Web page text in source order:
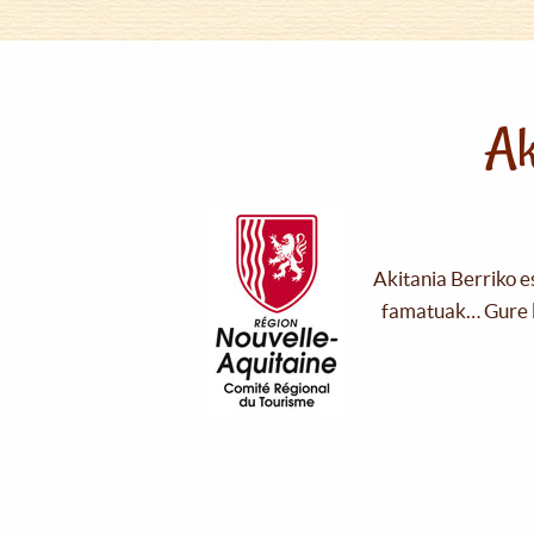
Akitania Berriko
famatuak… Gure